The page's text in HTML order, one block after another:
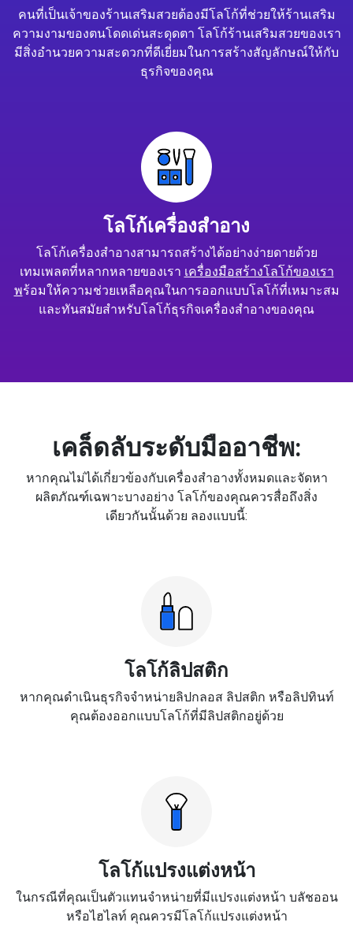
คนที่เป็นเจ้าของร้านเสริมสวยต้องมีโลโก้ที่ช่วยให้ร้านเสริม
ความงามของตนโดดเด่นสะดุดตา โลโก้ร้านเสริมสวยของเรา
มีสิ่งอำนวยความสะดวกที่ดีเยี่ยมในการสร้างสัญลักษณ์ให้กับ
ธุรกิจของคุณ
โลโก้เครื่องสำอาง
โลโก้เครื่องสำอางสามารถสร้างได้อย่างง่ายดายด้วย
เทมเพลตที่หลากหลายของเรา เครื่องมือสร้างโลโก้ของเรา
พร้อมให้ความช่วยเหลือคุณในการออกแบบโลโก้ที่เหมาะสม
และทันสมัยสำหรับโลโก้ธุรกิจเครื่องสำอางของคุณ
เคล็ดลับระดับมืออาชีพ:
หากคุณไม่ได้เกี่ยวข้องกับเครื่องสำอางทั้งหมดและจัดหา
ผลิตภัณฑ์เฉพาะบางอย่าง โลโก้ของคุณควรสื่อถึงสิ่ง
เดียวกันนั้นด้วย ลองแบบนี้:
โลโก้ลิปสติก
หากคุณดำเนินธุรกิจจำหน่ายลิปกลอส ลิปสติก หรือลิปทินท์
คุณต้องออกแบบโลโก้ที่มีลิปสติกอยู่ด้วย
โลโก้แปรงแต่งหน้า
ในกรณีที่คุณเป็นตัวแทนจำหน่ายที่มีแปรงแต่งหน้า บลัชออน
หรือไฮไลท์ คุณควรมีโลโก้แปรงแต่งหน้า